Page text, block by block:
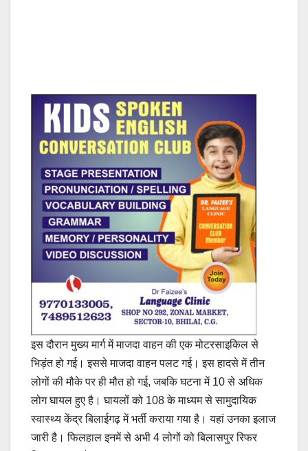
इस दौरान मुख्य मार्ग में माजदा वाहन की एक मोटरसाइकिल से
भिड़ंत हो गई। इससे माजदा वाहन पलट गई। इस हादसे में तीन
लोगों की मौके पर ही मौत हो गई, जबकि घटना में 10 से अधिक
लोग घायल हुए है। घायलों को 108 के माध्यम से सामुदायिक
स्वास्थ्य केंद्र बिलाईगढ़ में भर्ती कराया गया है। यहां उनका इलाज
जारी है। फिलहाल इनमें से अभी 4 लोगों को बिलासपुर रिफर